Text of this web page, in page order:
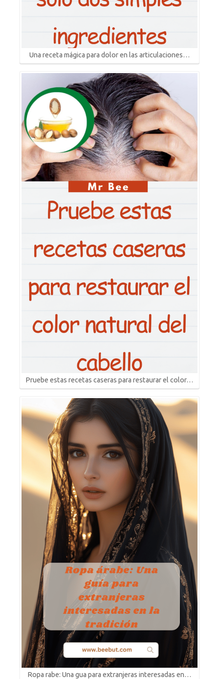
Una receta mágica para dolor en las articulaciones…
Pruebe estas recetas caseras para restaurar el color…
Ropa rabe: Una gua para extranjeras interesadas en…